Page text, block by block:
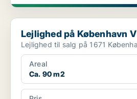
Lejlighed på København V
Lejlighed på København V
Areal
Ca. 90 m2